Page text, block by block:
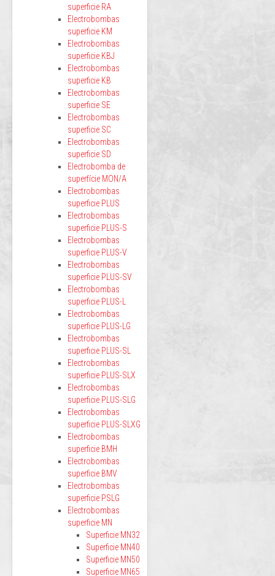
superficie RA
Electrobombas
superficie KM
Electrobombas
superficie KBJ
Electrobombas
superficie KB
Electrobombas
superficie SE
Electrobombas
superficie SC
Electrobombas
superficie SD
Electrobomba de
superfície MON/A
Electrobombas
superficie PLUS
Electrobombas
superficie PLUS-S
Electrobombas
superficie PLUS-V
Electrobombas
superficie PLUS-SV
Electrobombas
superficie PLUS-L
Electrobombas
superficie PLUS-LG
Electrobombas
superficie PLUS-SL
Electrobombas
superficie PLUS-SLX
Electrobombas
superficie PLUS-SLG
Electrobombas
superficie PLUS-SLXG
Electrobombas
superficie BMH
Electrobombas
superficie BMV
Electrobombas
superficie PSLG
Electrobombas
superficie MN
Superficie MN32
Superficie MN40
Superficie MN50
Superficie MN65